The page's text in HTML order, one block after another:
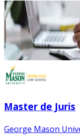
Master de Juris
George Mason